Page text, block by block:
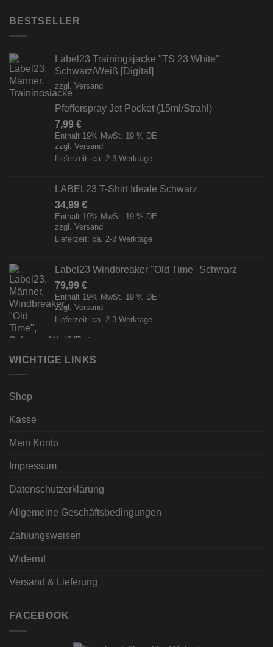
BESTSELLER
Label23 Trainingsjacke "TS 23 White"
Schwarz/Weiß [Digital]
zzgl. Versand
Pfefferspray Jet Pocket (15ml/Strahl)
7,99 €
Enthält 19% MwSt. 19 % DE
zzgl. Versand
Lieferzeit: ca. 2-3 Werktage
LABEL23 T-Shirt Ideale Schwarz
34,99 €
Enthält 19% MwSt. 19 % DE
zzgl. Versand
Lieferzeit: ca. 2-3 Werktage
Label23 Windbreaker "Old Time" Schwarz
79,99 €
Enthält 19% MwSt. 19 % DE
zzgl. Versand
Lieferzeit: ca. 2-3 Werktage
WICHTIGE LINKS
Shop
Kasse
Mein Konto
Impressum
Datenschutzerklärung
Allgemeine Geschäftsbedingungen
Zahlungsweisen
Widerruf
Versand & Lieferung
FACEBOOK